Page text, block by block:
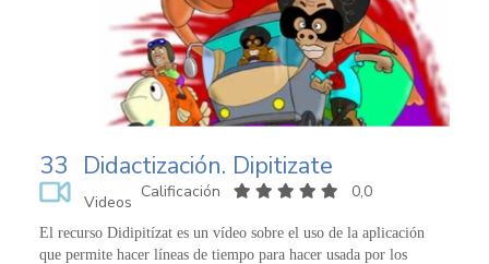
33 Didactización. Dipitizate
Videos
Calificación 0,0
El recurso Didipitízat es un vídeo sobre el uso de la aplicación
que permite hacer líneas de tiempo para hacer usada por los